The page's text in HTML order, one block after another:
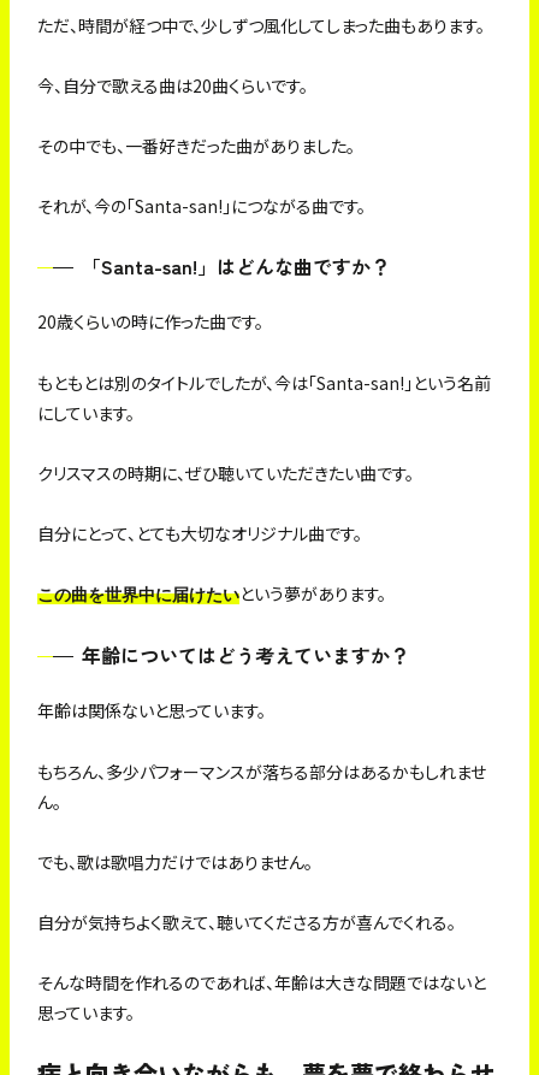
ただ、時間が経つ中で、少しずつ風化してしまった曲もあります。
今、自分で歌える曲は20曲くらいです。
その中でも、一番好きだった曲がありました。
それが、今の「Santa-san!」につながる曲です。
「Santa-san!」はどんな曲ですか？
20歳くらいの時に作った曲です。
もともとは別のタイトルでしたが、今は「Santa-san!」という名前
にしています。
クリスマスの時期に、ぜひ聴いていただきたい曲です。
自分にとって、とても大切なオリジナル曲です。
この曲を世界中に届けたいという夢があります。
年齢についてはどう考えていますか？
年齢は関係ないと思っています。
もちろん、多少パフォーマンスが落ちる部分はあるかもしれませ
ん。
でも、歌は歌唱力だけではありません。
自分が気持ちよく歌えて、聴いてくださる方が喜んでくれる。
そんな時間を作れるのであれば、年齢は大きな問題ではないと
思っています。